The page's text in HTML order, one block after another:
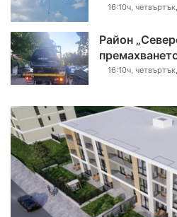
16:10ч,
Район
16:10ч,